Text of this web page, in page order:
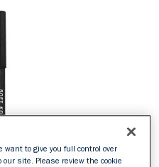
want to give you full control over
site. Please review the cookie